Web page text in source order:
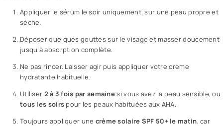
Appliquer le sérum le soir uniquement, sur une peau propre et
sèche.
Déposer quelques gouttes sur le visage et masser doucement
jusqu’à absorption complète.
Ne pas rincer. Laisser agir puis appliquer votrecrème
hydratante habituelle.
Utiliser 2 à 3 fois par semainesi vous avez la peau sensible, ou
tous les soirs pour les peaux habituées aux AHA.
Toujours appliquer une crème solaire SPF 50+ le matin, car